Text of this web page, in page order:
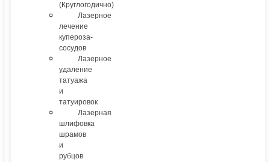
(Круглогодично)
Лазерное
лечение
купероза-
сосудов
Лазерное
удаление
татуажа
и
татуировок
Лазерная
шлифовка
шрамов
и
рубцов